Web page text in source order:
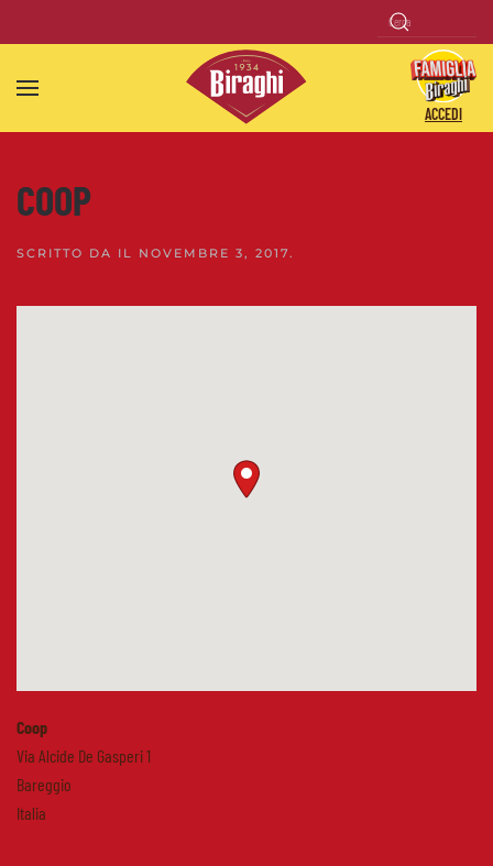
Skip to main content
ACCEDI
COOP
SCRITTO DA IL NOVEMBRE 3, 2017.
Coop
Via Alcide De Gasperi 1
Bareggio
Italia